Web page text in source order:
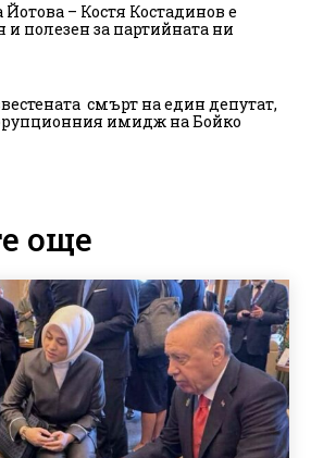
– Костя Костадинов е
полезен за партийната ни
смърт на един депутат,
имидж на Бойко
още